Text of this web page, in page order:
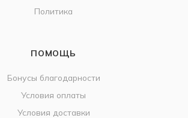
Политика
ПОМОЩЬ
Бонусы благодарности
Условия оплаты
Условия доставки